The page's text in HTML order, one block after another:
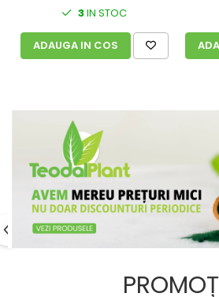
3IN STOC
ADAUGA IN COS